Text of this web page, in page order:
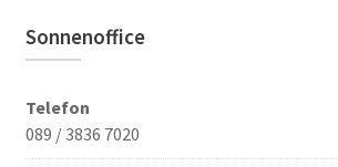
Sonnenoffice
Telefon
089 / 3836 7020